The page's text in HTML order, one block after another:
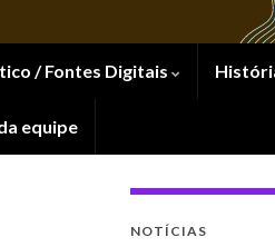
/ Fontes Digitais
equipe
NOTÍCIAS